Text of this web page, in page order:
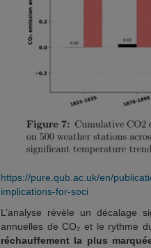
https://pure.qub.ac.uk/en/
implications-for-soci
L’analyse révèle un décalage
annuelles de CO₂ et le rythme
réchauffement la plus